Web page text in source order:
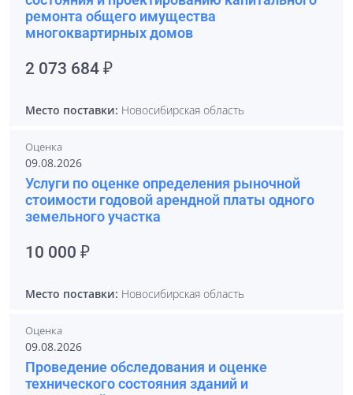
ремонта общего имущества
многоквартирных домов
2 073 684 ₽
Место поставки: Новосибирская область
Оценка
09.08.2026
Услуги по оценке определения рыночной
стоимости годовой арендной платы одного
земельного участка
10 000 ₽
Место поставки: Новосибирская область
Оценка
09.08.2026
Проведение обследования и оценке
технического состояния зданий и